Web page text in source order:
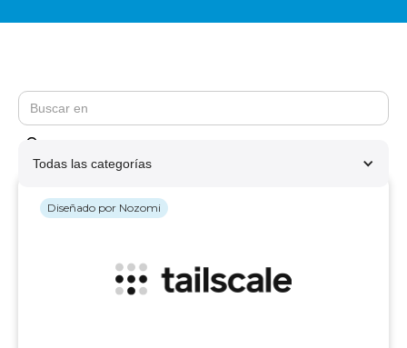
Todas las categorías
Diseñado por Nozomi